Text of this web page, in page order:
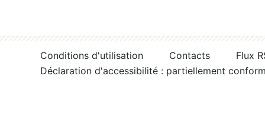
Conditions d'utilisation Contacts
Flux
Déclaration d'accessibilité : partiellement